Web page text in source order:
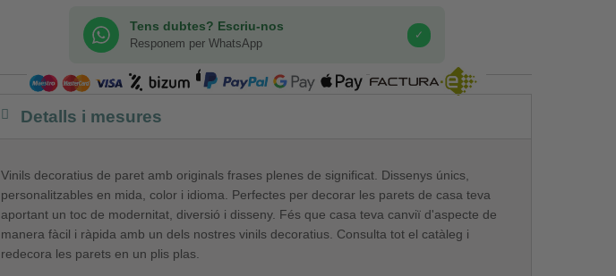
Tens dubtes? Escriu-nos
Responem per WhatsApp
✓
COMPRA SEGURA
Detalls i mesures
Vinils decoratius de paret amb originals frases plenes de significat. Dissenys únics,
personalitzables en mida, color i idioma. Perfectes per decorar les parets de casa teva
aportant un toc de modernitat, diversió i disseny. Fés que casa teva canviï d'aspecte de
manera fàcil i ràpida amb un dels nostres vinils decoratius. Consulta tot el catàleg i
redecora les parets en un plis plas.